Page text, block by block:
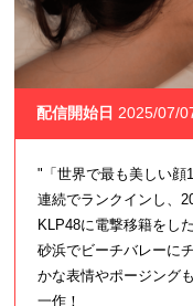
配信開始日 2025/07/
"「世界で最も美しい顔
連続でランクインし、
KLP48に電撃移籍をし
砂浜でビーチバレーに
かな表情やポージング
一作！